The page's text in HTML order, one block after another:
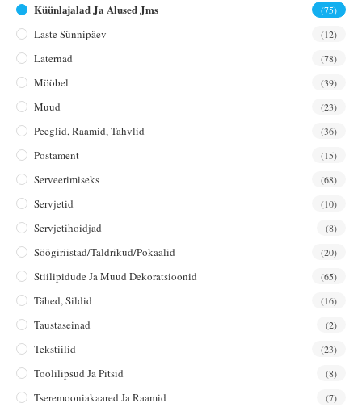
Küünlajalad Ja Alused Jms (75)
Laste Sünnipäev (12)
Laternad (78)
Mööbel (39)
Muud (23)
Peeglid, Raamid, Tahvlid (36)
Postament (15)
Serveerimiseks (68)
Servjetid (10)
Servjetihoidjad (8)
Söögiriistad/taldrikud/pokaalid (20)
Stiilipidude Ja Muud Dekoratsioonid (65)
Tähed, Sildid (16)
Taustaseinad (2)
Tekstiilid (23)
Toolilipsud Ja Pitsid (8)
Tseremooniakaared Ja Raamid (7)